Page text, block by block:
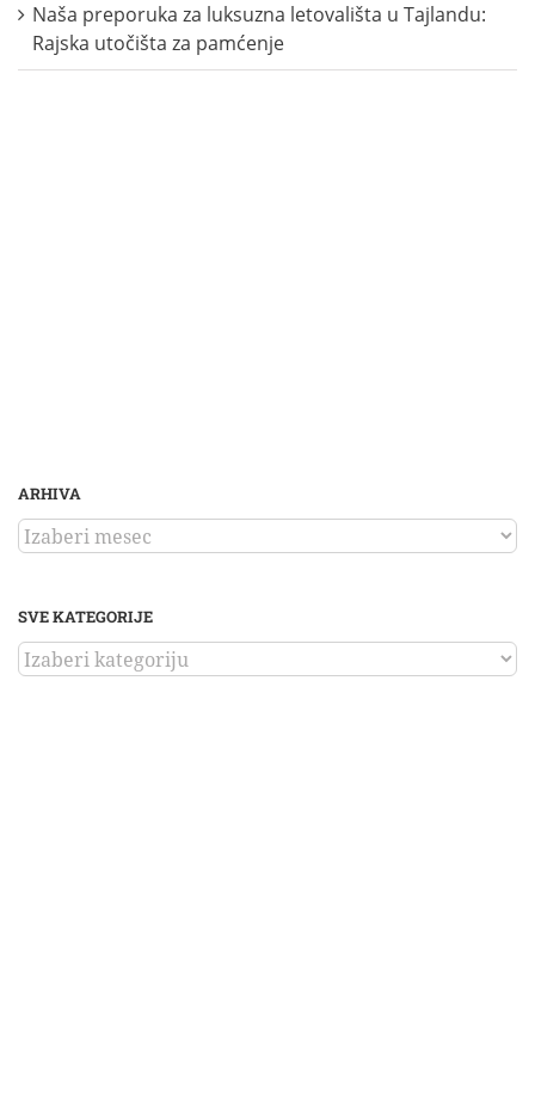
Naša preporuka za luksuzna letovališta u Tajlandu:
Rajska utočišta za pamćenje
ARHIVA
ARHIVA
SVE KATEGORIJE
SVE
KATEGORIJE